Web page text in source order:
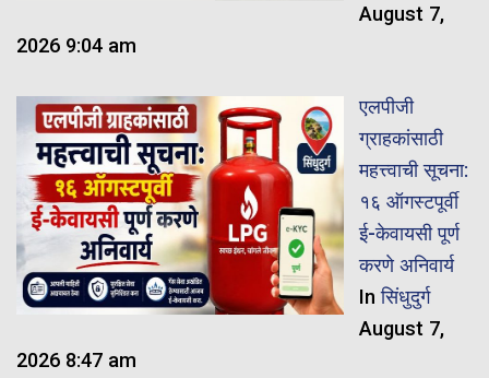
August 7,
2026 9:04 am
एलपीजी
ग्राहकांसाठी
महत्त्वाची सूचना:
१६ ऑगस्टपूर्वी
ई-केवायसी पूर्ण
करणे अनिवार्य
Inसिंधुदुर्ग
August 7,
2026 8:47 am